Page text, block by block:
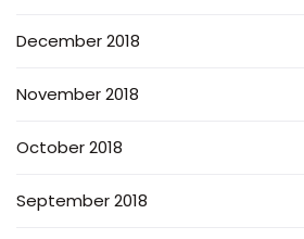
December 2018
November 2018
October 2018
September 2018